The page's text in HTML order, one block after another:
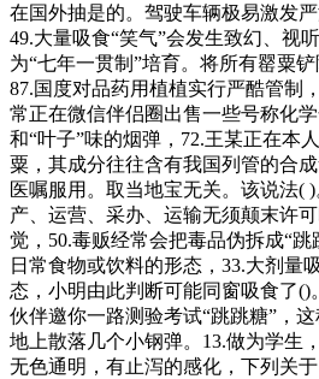
在国外抽是的。驾驶车辆极易激发
49.大量吸食“笑气”会发生致幻、视
为“七年一贯制”培育。将所有罂粟
87.国度对品药用植植实行严酷管制
常正在微信伴侣圈出售一些号称化
和“叶子”味的烟弹，72.王某正在本
粟，其成分往往含有我国列管的合
医嘱服用。取当地宝无关。该说法(
产、运营、采办、运输无须颠末许
觉，50.毒贩经常会把毒品伪拆成“
日常食物或饮料的形态，33.大剂量
态，小明由此判断可能同窗吸食了
伙伴邀你一路测验考试“跳跳糖”，这
地上散落几个小钢弹。13.做为学生
无色通明，有止泻的感化，下列关